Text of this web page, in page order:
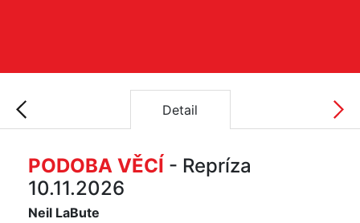
Detail
PODOBA VĚCÍ - Repríza
10.11.2026
Neil LaBute